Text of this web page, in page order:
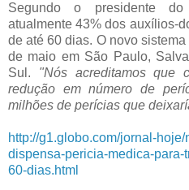
Segundo o presidente
atualmente 43% dos auxílios-
de até 60 dias. O novo
de maio em São Paulo,
Sul. "Nós acreditamos que
redução em número de
milhões de perícias que
http://g1.globo.com/jornal-
dispensa-pericia-medica-
60-dias.html